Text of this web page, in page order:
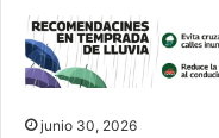
junio 30, 2026